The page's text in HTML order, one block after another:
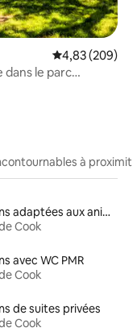
Évaluation
4,83 (209)
dans le parc
à
Locations adaptées aux animaux
Cook
avec WC PMR
Cook
de suites privées
Cook